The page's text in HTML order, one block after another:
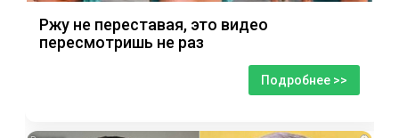
Ржу не переставая, это видео
пересмотришь не раз
Подробнее >>